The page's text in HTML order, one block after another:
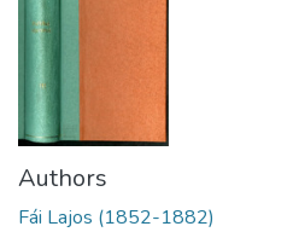
Authors
Fái Lajos (1852-1882)